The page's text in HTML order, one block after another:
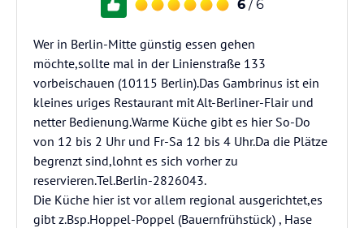
6 / 6
Wer in Berlin-Mitte günstig essen gehen
möchte,sollte mal in der Linienstraße 133
vorbeischauen (10115 Berlin).Das Gambrinus ist ein
kleines uriges Restaurant mit Alt-Berliner-Flair und
netter Bedienung.Warme Küche gibt es hier So-Do
von 12 bis 2 Uhr und Fr-Sa 12 bis 4 Uhr.Da die Plätze
begrenzt sind,lohnt es sich vorher zu
reservieren.Tel.Berlin-2826043.
Die Küche hier ist vor allem regional ausgerichtet,es
gibt z.Bsp.Hoppel-Poppel (Bauernfrühstück) , Hase